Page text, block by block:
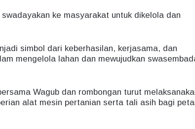
ke masyarakat untuk dikelola dan
simbol dari keberhasilan, kerjasama, dan
mengelola lahan dan mewujudkan
Wagub dan rombongan turut
alat mesin pertanian serta tali asih bagi